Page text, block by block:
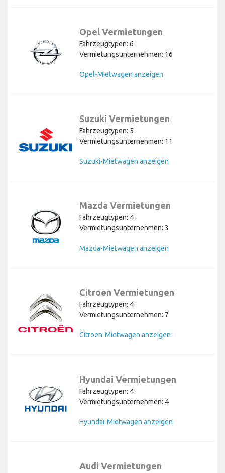
Opel Vermietungen
Fahrzeugtypen: 6
Vermietungsunternehmen: 16
Opel-Mietwagen anzeigen
Suzuki Vermietungen
Fahrzeugtypen: 5
Vermietungsunternehmen: 11
Suzuki-Mietwagen anzeigen
Mazda Vermietungen
Fahrzeugtypen: 4
Vermietungsunternehmen: 3
Mazda-Mietwagen anzeigen
Citroen Vermietungen
Fahrzeugtypen: 4
Vermietungsunternehmen: 7
Citroen-Mietwagen anzeigen
Hyundai Vermietungen
Fahrzeugtypen: 4
Vermietungsunternehmen: 4
Hyundai-Mietwagen anzeigen
Audi Vermietungen